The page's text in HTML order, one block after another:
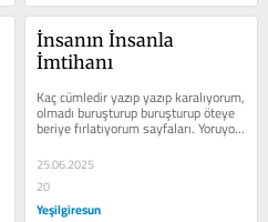
İnsanın İnsanla
İmtihanı
Kaç cümledir yazıp yazıp karalıyorum,
olmadı buruşturup buruşturup öteye
beriye fırlatıyorum sayfaları. Yoruyor
uzun cümleler, kısa...
25.06.2025
20
Yeşilgiresun